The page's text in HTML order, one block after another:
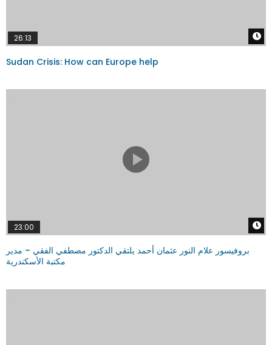
26:13
Sudan Crisis: How can Europe help
23:00
بروفيسور علام النور عثمان أحمد يلتقي الدكتور مصطفي الفقي – مدير
مكتبة الأسكندرية